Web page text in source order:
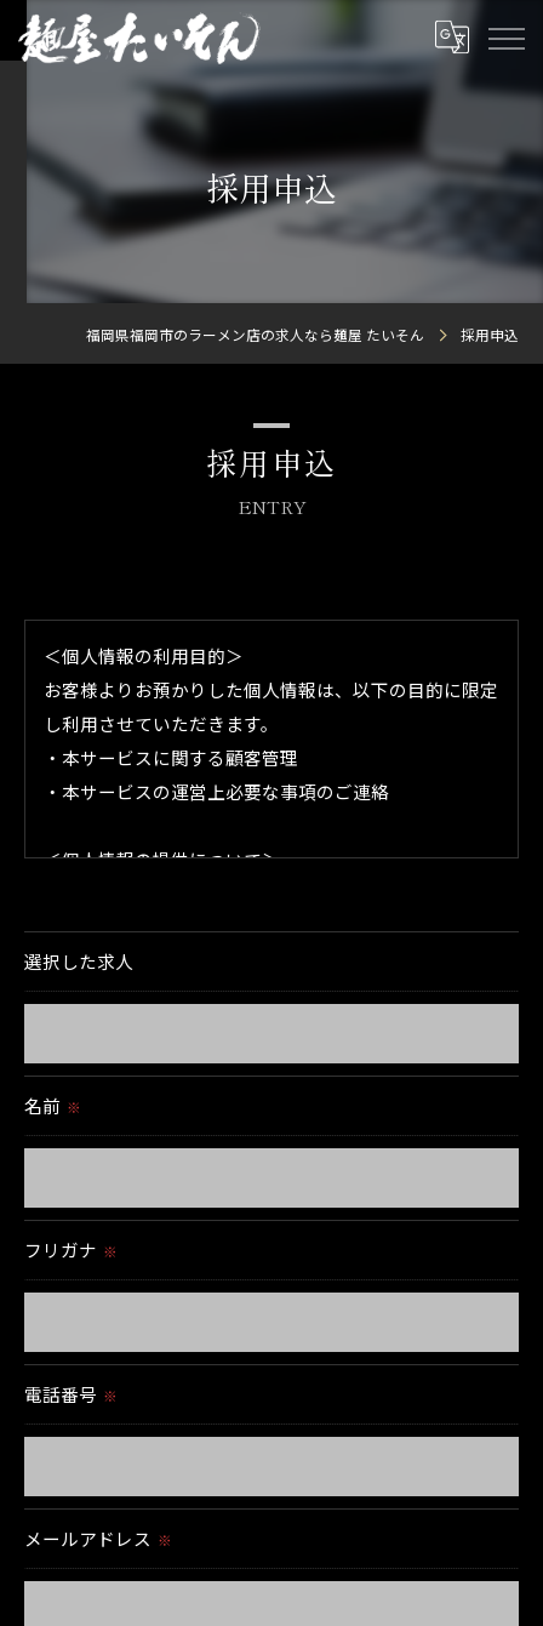
採用申込
福岡県福岡市のラーメン店の求人なら麺屋 たいそん 採用申込
採用申込
ENTRY
＜個人情報の利用目的＞
お客様よりお預かりした個人情報は、以下の目的に限定
し利用させていただきます。
・本サービスに関する顧客管理
・本サービスの運営上必要な事項のご連絡
＜個人情報の提供について＞
た場合を除き、
取得した個人情報を第三者に提供することはいたしませ
ん。
＜個人情報の委託について＞
当社では、利用目的の達成に必要な範囲において、個人
情報を外部に委託する場合があります。
＜個人情報の安全管理＞
当社では、個人情報の漏洩等がなされないよう、適切に
＜個人情報を与えなかった場合に生じる結果＞
必要な情報を頂けない場合は、それに対応した当社のサ
承ください。
＜個人情報の開示･訂正・削除･利用停止の手続について
選択した求人
名前 ※
フリガナ ※
電話番号 ※
メールアドレス ※